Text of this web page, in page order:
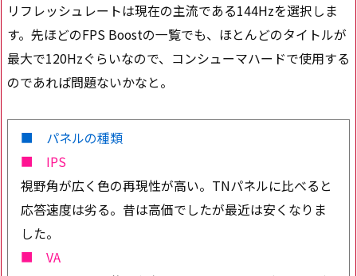
リフレッシュレートは現在の主流である144Hzを選択しま
す。先ほどのFPS Boostの一覧でも、ほとんどのタイトルが
最大で120Hzぐらいなので、コンシューマハードで使用する
のであれば問題ないかなと。
■ パネルの種類
■ IPS
視野角が広く色の再現性が高い。TNパネルに比べると
応答速度は劣る。昔は高価でしたが最近は安くなりま
した。
■ VA